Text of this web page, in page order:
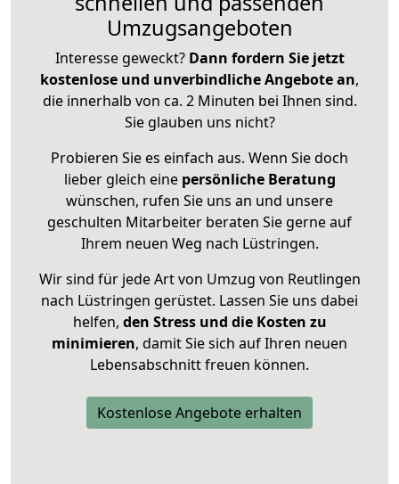
Umzugsangeboten
Interesse geweckt? Dann fordern Sie jetzt
kostenlose und unverbindliche Angebote an,
die innerhalb von ca. 2 Minuten bei Ihnen sind.
Sie glauben uns nicht?
Probieren Sie es einfach aus. Wenn Sie doch
lieber gleich eine persönliche Beratung
wünschen, rufen Sie uns an und unsere
geschulten Mitarbeiter beraten Sie gerne auf
Ihrem neuen Weg nach Lüstringen.
Wir sind für jede Art von Umzug von Reutlingen
nach Lüstringen gerüstet. Lassen Sie uns dabei
helfen, den Stress und die Kosten zu
minimieren, damit Sie sich auf Ihren neuen
Lebensabschnitt freuen können.
Kostenlose Angebote erhalten